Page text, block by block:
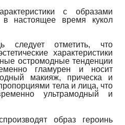
с образами
в настоящее время кукол
следует отметить, что
характеристики
остромодные тенденции
гламурен и носит
макияж, прическа и
тела и лица, что
ультрамодный и
образ героинь